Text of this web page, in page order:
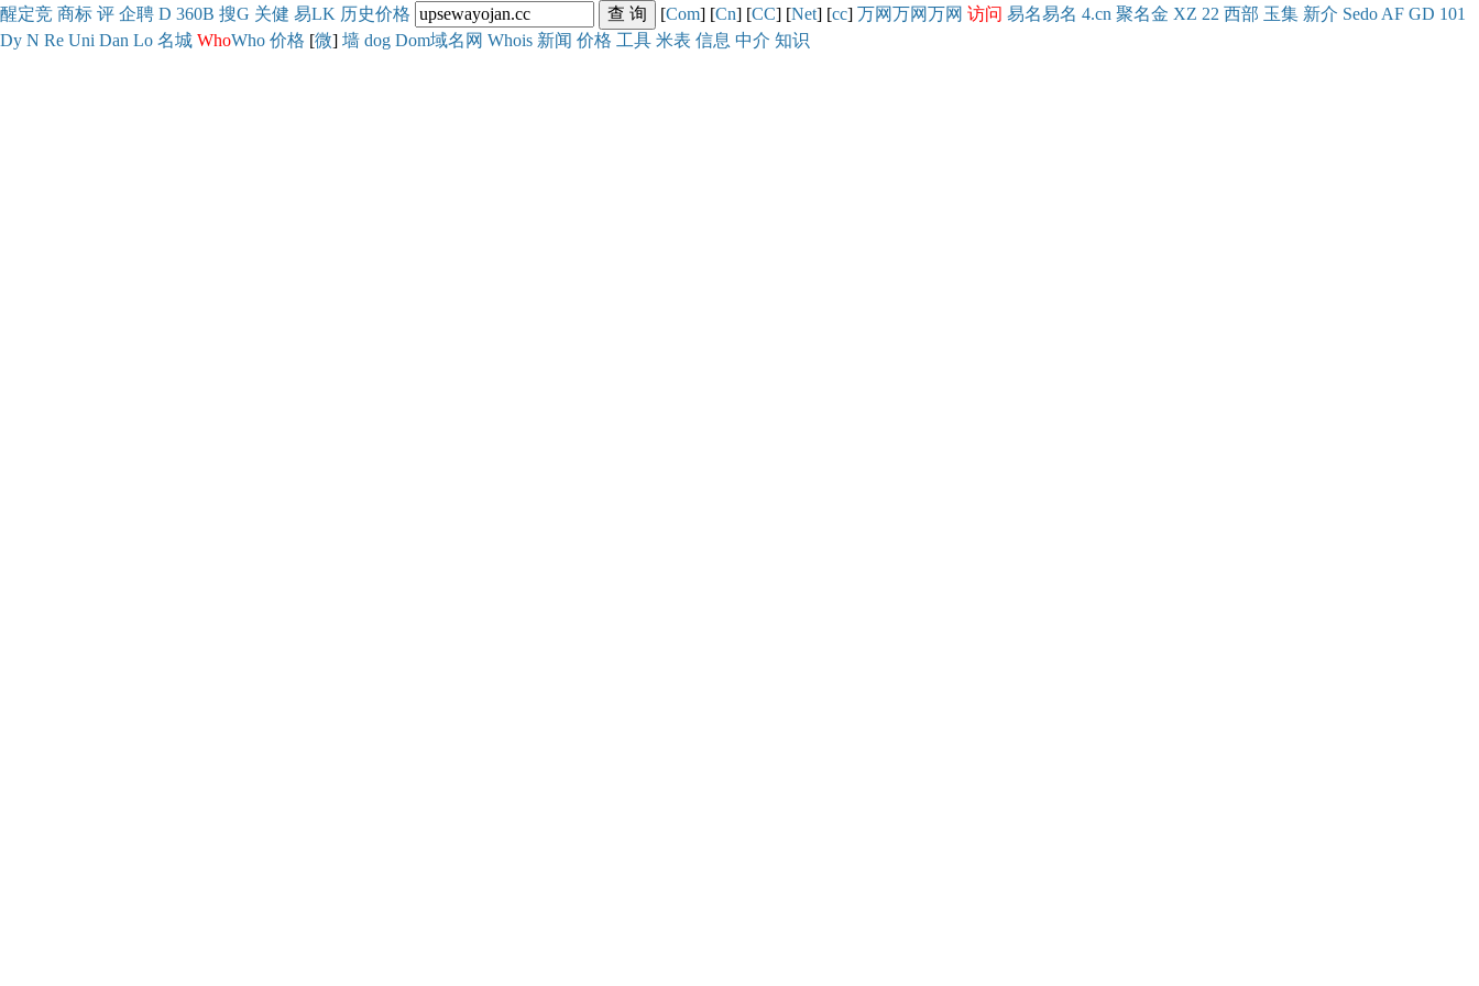
醒定竞 商标 评 企聘 D 360B 搜G 关健 易LK 历史价格 [Com] [Cn] [CC] [Net] [cc] 万网万网万网 访问 易名易名 4.cn 聚名金 XZ 22 西部 玉集 新介 Sedo AF GD 101
Dy N Re Uni Dan Lo 名城 WhoWho 价格 [微] 墙 dog Dom域名网 Whois 新闻 价格 工具 米表 信息 中介 知识